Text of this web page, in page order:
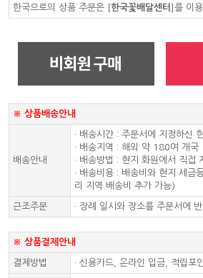
한국으로의 상품 주문은 [한국꽃배달센터 ] 를 이
※ 상품배송안내
배송안내
· 배송시간 : 주문서에 지정하신
· 배송지역 : 해외 약 180여 개국
· 배송방법 : 현지 화원에서 직접
· 배송비용 : 배송비와 현지 세금
리 지역 배송비 추가 가능)
근조주문 · 장례 일시와 장소를 주문서에
※ 상품결제안내
결제방법 · 신용카드, 온라인 입금, 적립포